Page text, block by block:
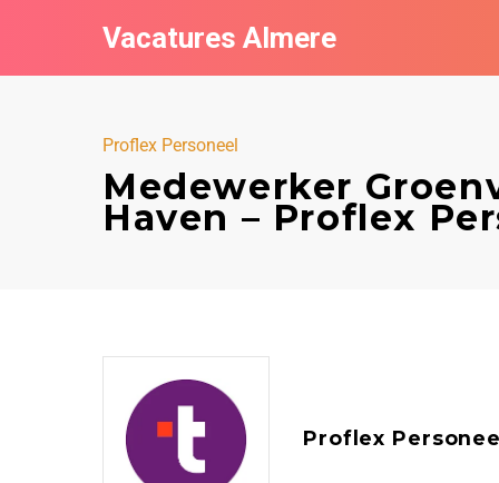
Vacatures Almere
Proflex Personeel
Medewerker
Haven – Proflex
Proflex Personeel